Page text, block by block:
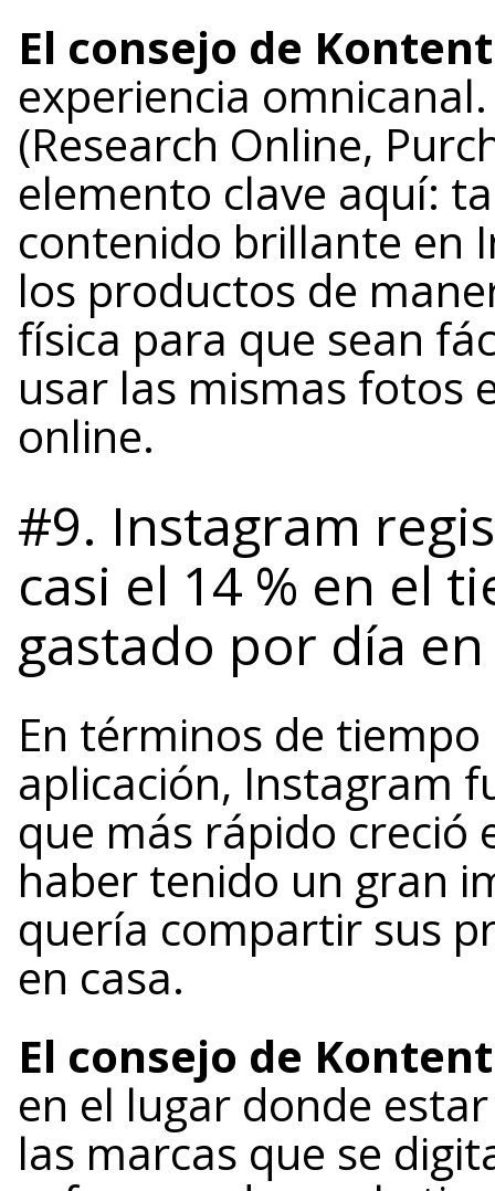
El consejo de
experiencia
(Research Online,
elemento clave aquí:
contenido brillante en
los productos de
física para que sean
usar las mismas fotos
online.
#9. Instagram
casi el 14 % en el
gastado por día en
En términos de
aplicación, Instagram
que más rápido creció
haber tenido un gran
quería compartir sus
en casa.
El consejo de
en el lugar donde
las marcas que se